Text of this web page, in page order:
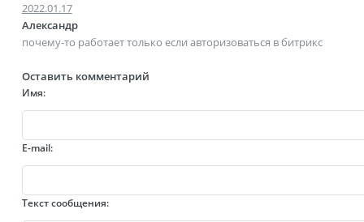
2022.01.17
Александр
почему-то работает только если авторизоваться в битрикс
Оставить комментарий
Имя:
E-mail:
Текст сообщения: